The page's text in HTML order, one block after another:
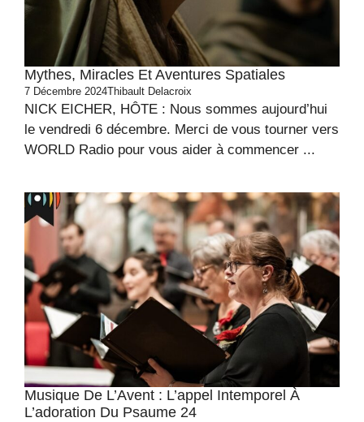
Mythes, Miracles Et Aventures Spatiales
7 Décembre 2024Thibault Delacroix
NICK EICHER, HÔTE : Nous sommes aujourd’hui
le vendredi 6 décembre. Merci de vous tourner vers
WORLD Radio pour vous aider à commencer ...
Musique De L’Avent : L’appel Intemporel À
L’adoration Du Psaume 24